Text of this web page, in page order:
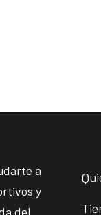
a
y
del